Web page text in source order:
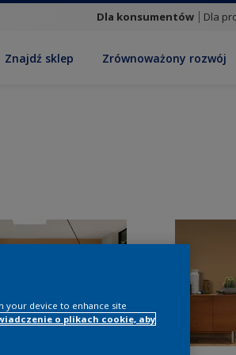
Dla konsumentów Dla
Znajdź sklep Zrównoważony rozwój
your device to enhance site
o plikach cookie, aby